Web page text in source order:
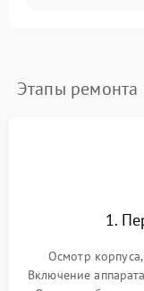
Постоянные сбои в
Этапы
1.
Осмотр
Включение